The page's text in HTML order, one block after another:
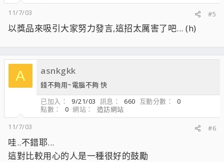
11/7/03
#5
以獎品來吸引大家努力發言,這招太厲害了吧... (h)
A asnkgkk
錢不夠用~電腦不夠 快
已加入
9/21/03 訊息 660 互動分數
0
點數
0 網站
造訪網站
11/7/03
#6
哇..不錯耶...
這對比較用心的人是一種很好的鼓勵